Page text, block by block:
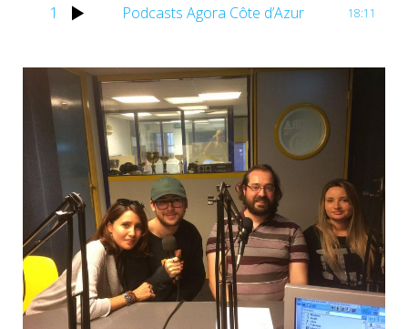
1 Podcasts Agora Côte d’Azur 18:11